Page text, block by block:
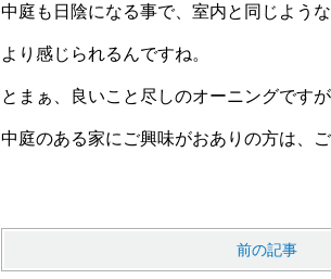
中庭も日陰になる事で、室内と同じよう
より感じられるんですね。
とまぁ、良いこと尽しのオーニングです
中庭のある家にご興味がおありの方は、ご
前の記事